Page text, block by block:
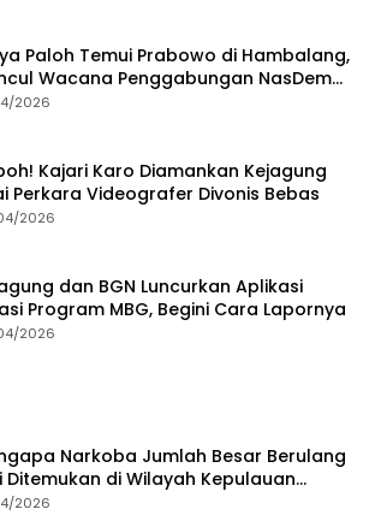
Paloh Temui Prabowo di Hambalang,
Wacana Penggabungan NasDem
Gerindra
2026
Kajari Karo Diamankan Kejagung
Perkara Videografer Divonis Bebas
2026
dan BGN Luncurkan Aplikasi
Program MBG, Begini Cara Lapornya
2026
Narkoba Jumlah Besar Berulang
Ditemukan di Wilayah Kepulauan
2026